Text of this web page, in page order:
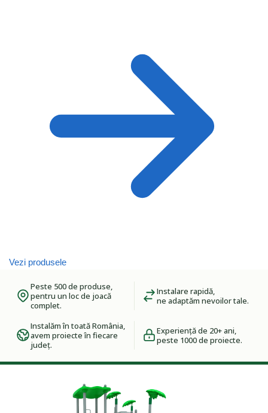
Vezi produsele
Peste 500 de produse,
pentru un loc de joacă
complet.
Instalare rapidă,
ne adaptăm nevoilor tale.
Instalăm în toată România,
avem proiecte în fiecare
județ.
Experiență de 20+ ani,
peste 1000 de proiecte.